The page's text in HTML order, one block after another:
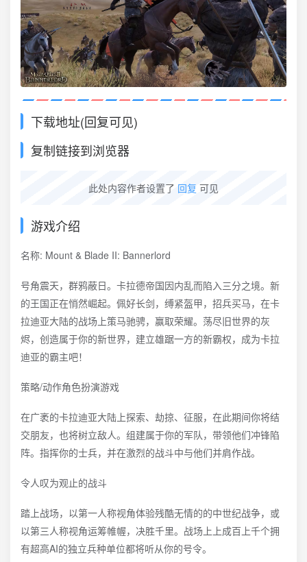
下载地址(回复可见)
复制链接到浏览器
此处内容作者设置了 回复 可见
游戏介绍
名称: Mount & Blade II: Bannerlord
号角震天，群鸦蔽日。卡拉德帝国因内乱而陷入三分之境。新
的王国正在悄然崛起。佩好长剑，缚紧盔甲，招兵买马，在卡
拉迪亚大陆的战场上策马驰骋，赢取荣耀。荡尽旧世界的灰
烬，创造属于你的新世界，建立雄踞一方的新霸权，成为卡拉
迪亚的霸主吧！
策略/动作角色扮演游戏
在广袤的卡拉迪亚大陆上探索、劫掠、征服，在此期间你将结
交朋友，也将树立敌人。组建属于你的军队，带领他们冲锋陷
阵。指挥你的士兵，并在激烈的战斗中与他们并肩作战。
令人叹为观止的战斗
踏上战场，以第一人称视角体验残酷无情的的中世纪战争，或
以第三人称视角运筹帷幄，决胜千里。战场上上成百上千个拥
有超高AI的独立兵种单位都将听从你的号令。